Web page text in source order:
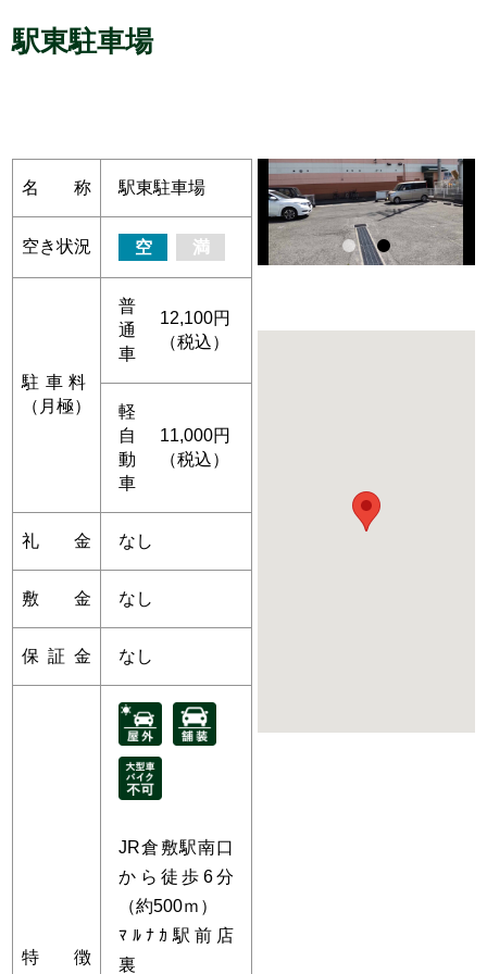
駅東駐車場
名称 駅東駐車場
空き状況 空 満
駐車料
（月極）
普
通
車
12,100円
（税込）
軽
自
動
車
11,000円
（税込）
礼金 なし
敷金 なし
保証金 なし
特徴
JR倉敷駅南口
から徒歩6分
（約500ｍ）
ﾏﾙﾅｶ駅前店
裏